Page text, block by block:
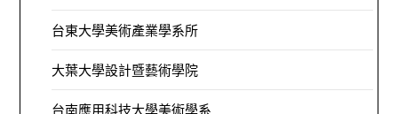
台東大學美術產業學系所
大葉大學設計暨藝術學院
台南應用科技大學美術學系